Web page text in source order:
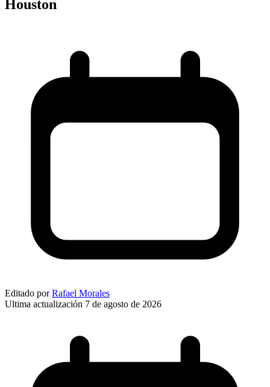
Houston
Editado porRafael Morales
Ultima actualización 7 de agosto de 2026